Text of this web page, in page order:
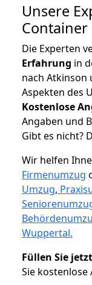
Unsere
Die Experten
Erfahrung in
nach Atkinson
Aspekten des
Kostenlose
Angaben und
Gibt es nicht?
Wir helfen
Firmenumzug
Umzug,
Wuppertal.
Füllen Sie
Sie kostenlose